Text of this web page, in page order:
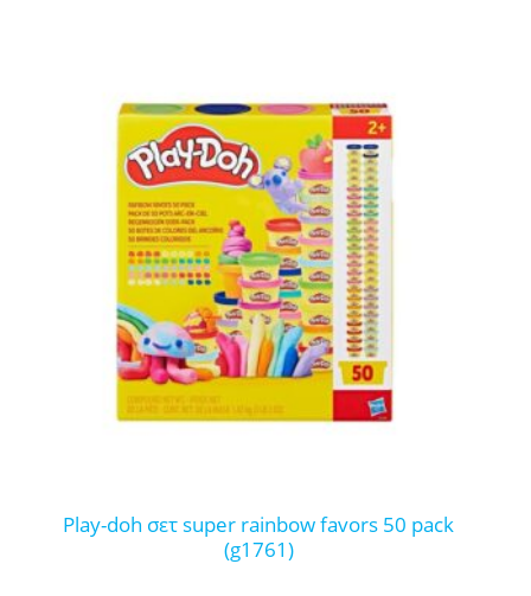
play-doh σετ super rainbow favors 50 pack
(g1761)